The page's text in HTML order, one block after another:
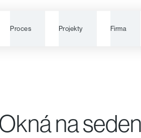
Proces Projekty Firma
na